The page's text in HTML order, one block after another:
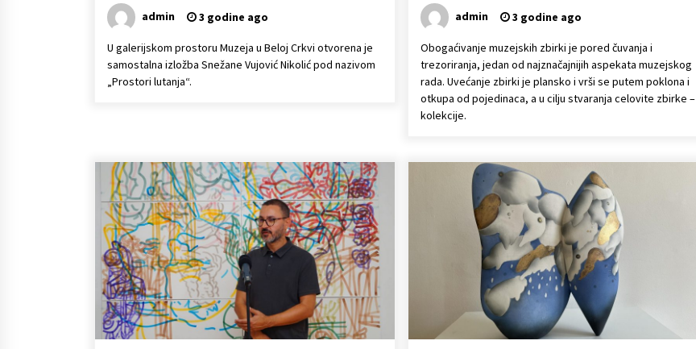
admin 3 godine ago
U galerijskom prostoru Muzeja u Beloj Crkvi otvorena je
samostalna izložba Snežane Vujović Nikolić pod nazivom
„Prostori lutanja“.
admin 3 godine ago
Obogaćivanje muzejskih zbirki je pored čuvanja i
trezoriranja, jedan od najznačajnijih aspekata muzejskog
rada. Uvećanje zbirki je plansko i vrši se putem poklona i
otkupa od pojedinaca, a u cilju stvaranja celovite zbirke –
kolekcije.